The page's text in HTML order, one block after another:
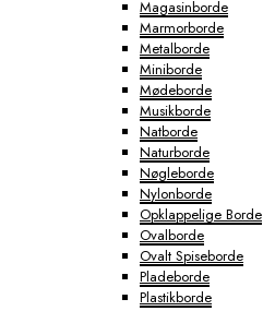
Magasinborde
Marmorborde
Metalborde
Miniborde
Mødeborde
Musikborde
Natborde
Naturborde
Nøgleborde
Nylonborde
Opklappelige Borde
Ovalborde
Ovalt Spiseborde
Pladeborde
Plastikborde